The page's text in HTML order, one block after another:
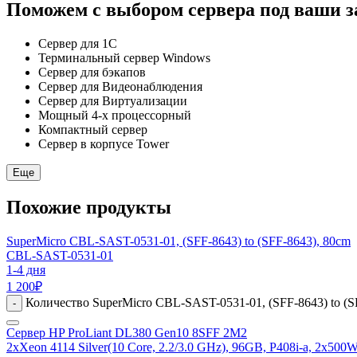
Поможем с выбором сервера под ваши
Сервер для 1С
Терминальный сервер Windows
Сервер для бэкапов
Сервер для Видеонаблюдения
Сервер для Виртуализации
Мощный 4-х процессорный
Компактный сервер
Сервер в корпусе Tower
Еще
Похожие продукты
SuperMicro CBL-SAST-0531-01, (SFF-8643) to (SFF-8643), 80cm
CBL-SAST-0531-01
1-4 дня
1 200₽
- Количество SuperMicro CBL-SAST-0531-01, (SFF-8643) to
Сервер HP ProLiant DL380 Gen10 8SFF 2M2
2xXeon 4114 Silver(10 Core, 2.2/3.0 GHz), 96GB, P408i-a,